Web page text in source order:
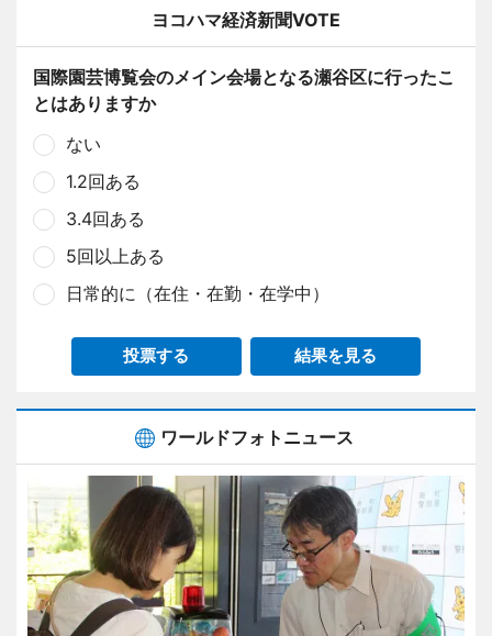
ヨコハマ経済新聞VOTE
国際園芸博覧会のメイン会場となる瀬谷区に行ったこ
とはありますか
ない
1.2回ある
3.4回ある
5回以上ある
日常的に（在住・在勤・在学中）
投票する 結果を見る
ワールドフォトニュース